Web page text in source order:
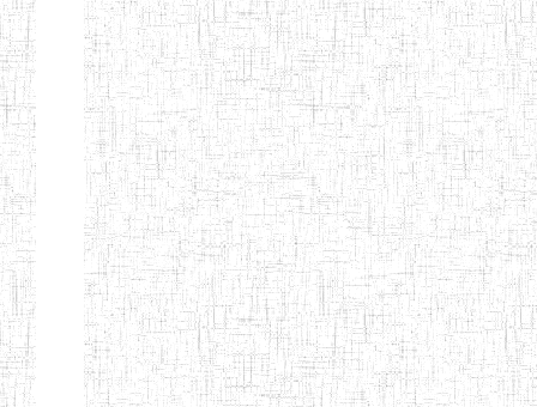
BILINGUAL
TEACHER
TRAINING
INSTITUTE
CEFED/SPED/TTI
SANTA
17/11/2008 ENIEG
PTTC MBENGWI 06/08/1990 ENIEG
FULL GOSPEL
BTTC MBENGWI
02/10/1998 ENIEG